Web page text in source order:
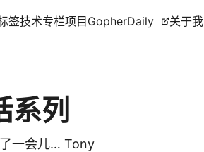
签技术专栏项目 GopherDaily 关于我
系列
一会儿… Tony